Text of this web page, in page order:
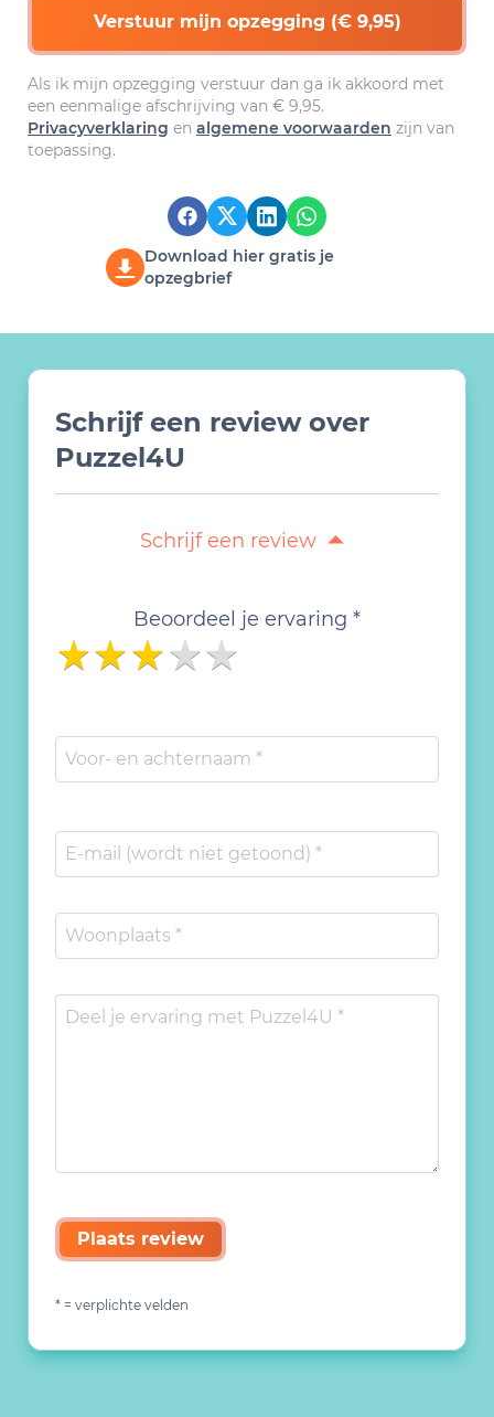
Verstuur mijn opzegging (€ 9,95)
Als ik mijn opzegging verstuur dan ga ik akkoord met
een eenmalige afschrijving van € 9,95.
Privacyverklaring en algemene voorwaarden zijn van
toepassing.
Download hier gratis je
opzegbrief
Schrijf een review over
Puzzel4U
Schrijf een review
Beoordeel je ervaring *
Plaats review
* = verplichte velden